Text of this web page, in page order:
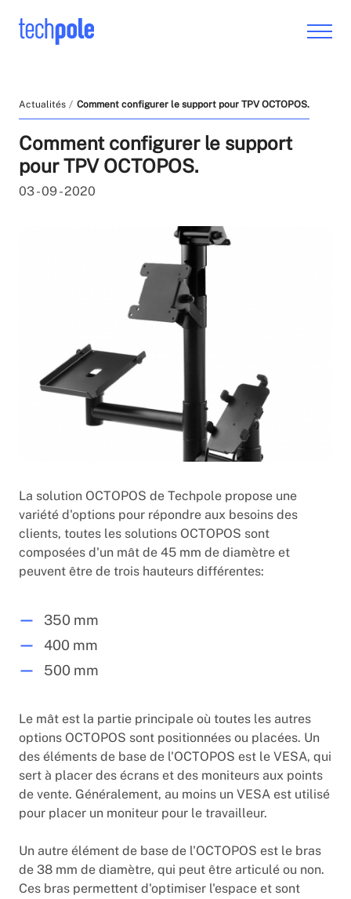
Actualités Comment configurer le support pour TPV OCTOPOS.
Comment configurer le support
pour TPV OCTOPOS.
03 - 09 - 2020
La solution OCTOPOS de Techpole propose une
variété d'options pour répondre aux besoins des
clients, toutes les solutions OCTOPOS sont
composées d'un mât de 45 mm de diamètre et
peuvent être de trois hauteurs différentes:
350 mm
400 mm
500 mm
Le mât est la partie principale où toutes les autres
options OCTOPOS sont positionnées ou placées. Un
des éléments de base de l'OCTOPOS est le VESA, qui
sert à placer des écrans et des moniteurs aux points
de vente. Généralement, au moins un VESA est utilisé
pour placer un moniteur pour le travailleur.
Un autre élément de base de l'OCTOPOS est le bras
de 38 mm de diamètre, qui peut être articulé ou non.
Ces bras permettent d'optimiser l'espace et sont